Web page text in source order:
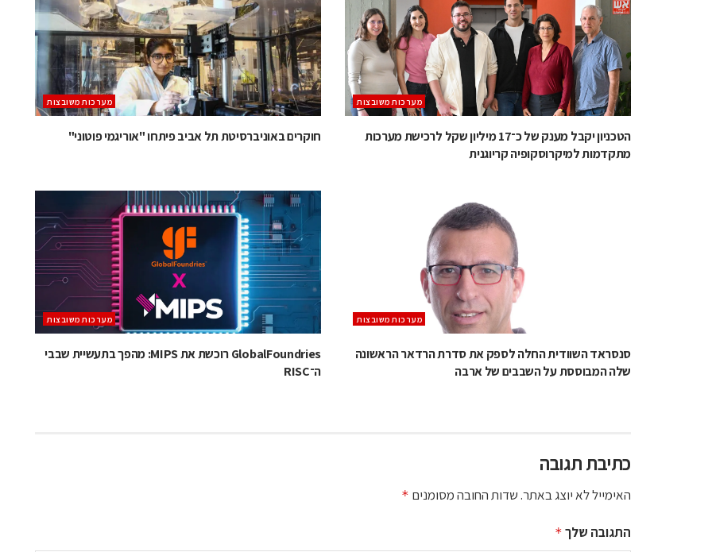
מערכות משובצות
הטכניון יקבל מענק של כ־17 מיליון שקל לרכישת מערכות
מתקדמות למיקרוסקופיה קריוגנית
מערכות משובצות
חוקרים באוניברסיטת תל אביב פיתחו "אוריגמי פוטוני"
מערכות משובצות
סנסראד השוודית החלה לספק את סדרת הרדאר הראשונה
שלה המבוססת על השבבים של ארבה
מערכות משובצות
GlobalFoundries רוכשת את MIPS: מהפך בתעשיית שבבי
ה־RISC
כתיבת תגובה
האימייל לא יוצג באתר.שדות החובה מסומנים *
התגובה שלך *